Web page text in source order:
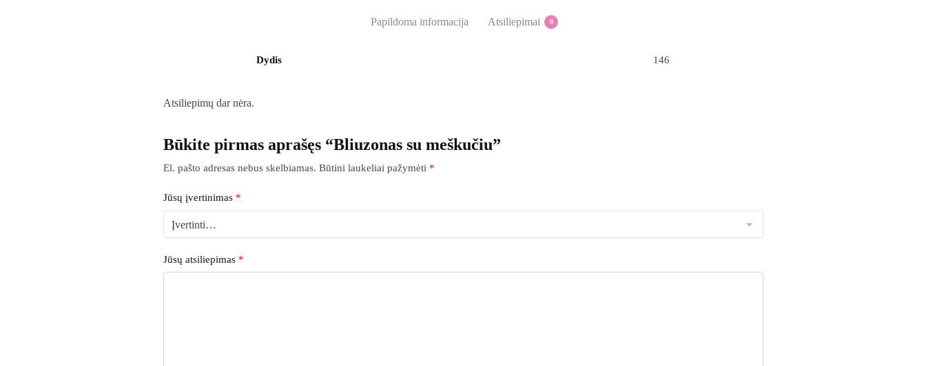
Papildoma informacija Atsiliepimai 0
Dydis 146
Atsiliepimų dar nėra.
Būkite pirmas aprašęs “Bliuzonas su meškučiu”
El. pašto adresas nebus skelbiamas. Būtini laukeliai pažymėti *
Jūsų įvertinimas *
Jūsų atsiliepimas *